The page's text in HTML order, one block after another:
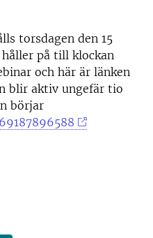
torsdagen den 15
håller på till klockan
och här är länken
blir aktiv ungefär tio
börjar